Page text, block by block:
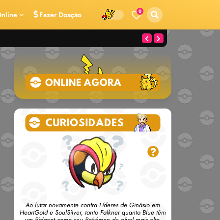
Fazer Doação 0
Ao lutar novamente contra Líderes de Ginásio em
HeartGold e SoulSilver, tanto Falkner quanto Blue têm